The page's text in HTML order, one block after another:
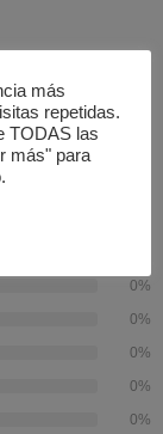
0%
0%
0%
0%
0%
más
repetidas.
TODAS las
más" para